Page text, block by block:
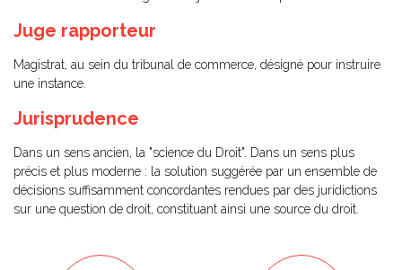
Juge rapporteur
Magistrat, au sein du tribunal de commerce, désigné pour instruire
une instance.
Jurisprudence
Dans un sens ancien, la "science du Droit". Dans un sens plus
précis et plus moderne : la solution suggérée par un ensemble de
décisions suffisamment concordantes rendues par des juridictions
sur une question de droit, constituant ainsi une source du droit.